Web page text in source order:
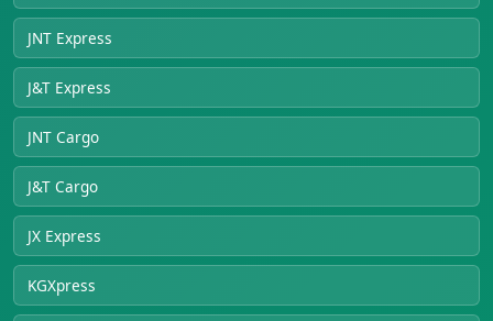
JNT Express
J&T Express
JNT Cargo
J&T Cargo
JX Express
KGXpress